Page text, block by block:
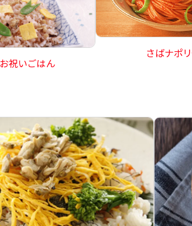
祝いごはん
さばナポ